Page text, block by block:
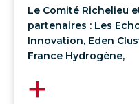
Le Comité Richelieu
partenaires : Les
Innovation, Eden
France Hydrogène,